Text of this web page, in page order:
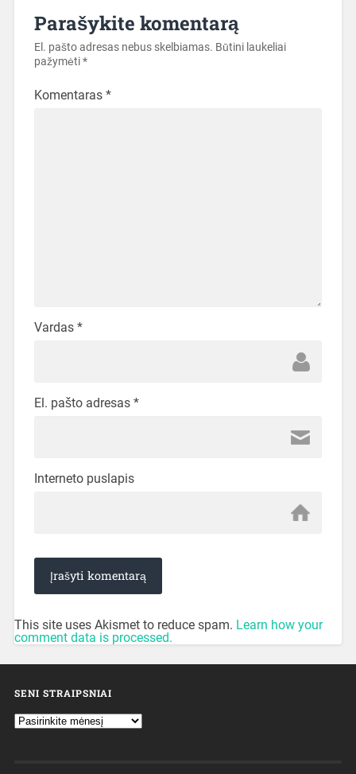
Parašykite komentarą
El. pašto adresas nebus skelbiamas. Būtini laukeliai
pažymėti*
Komentaras *
Vardas *
El. pašto adresas *
Interneto puslapis
This site uses Akismet to reduce spam. Learn how your
comment data is processed.
SENI STRAIPSNIAI